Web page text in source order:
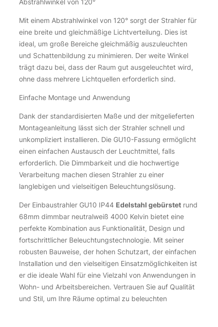
Abstrahlwinkel von 120°
Mit einem Abstrahlwinkel von 120° sorgt der Strahler für
eine breite und gleichmäßige Lichtverteilung. Dies ist
ideal, um große Bereiche gleichmäßig auszuleuchten
und Schattenbildung zu minimieren. Der weite Winkel
trägt dazu bei, dass der Raum gut ausgeleuchtet wird,
ohne dass mehrere Lichtquellen erforderlich sind.
Einfache Montage und Anwendung
Dank der standardisierten Maße und der mitgelieferten
Montageanleitung lässt sich der Strahler schnell und
unkompliziert installieren. Die GU10-Fassung ermöglicht
einen einfachen Austausch der Leuchtmittel, falls
erforderlich. Die Dimmbarkeit und die hochwertige
Verarbeitung machen diesen Strahler zu einer
langlebigen und vielseitigen Beleuchtungslösung.
Der Einbaustrahler GU10 IP44 Edelstahl gebürstet rund
68mm dimmbar neutralweiß 4000 Kelvin bietet eine
perfekte Kombination aus Funktionalität, Design und
fortschrittlicher Beleuchtungstechnologie. Mit seiner
robusten Bauweise, der hohen Schutzart, der einfachen
Installation und den vielseitigen Einsatzmöglichkeiten ist
er die ideale Wahl für eine Vielzahl von Anwendungen in
Wohn- und Arbeitsbereichen. Vertrauen Sie auf Qualität
und Stil, um Ihre Räume optimal zu beleuchten